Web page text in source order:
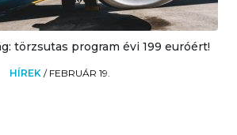
törzsutas program évi 199 euróért!
HÍREK / FEBRUÁR 19.